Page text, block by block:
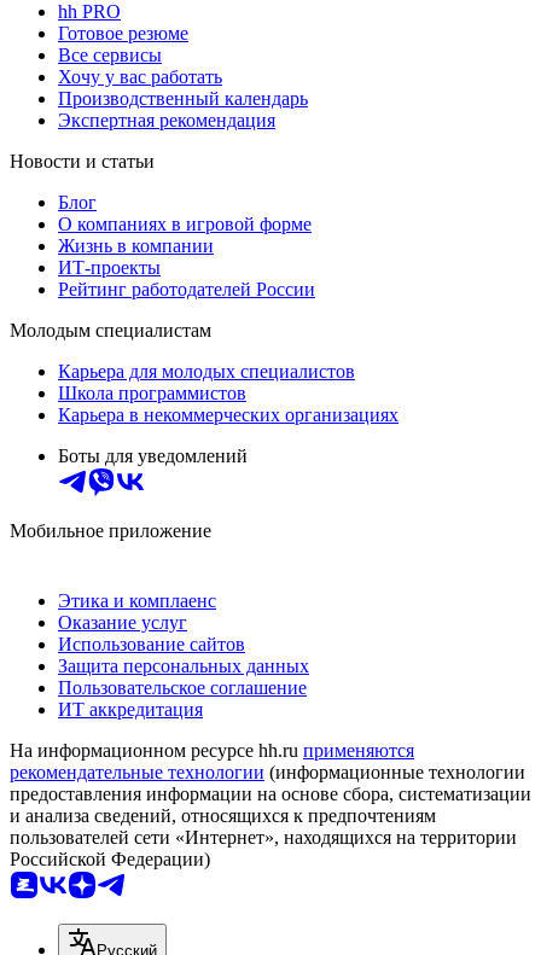
hh PRO
Готовое резюме
Все сервисы
Хочу у вас работать
Производственный календарь
Экспертная рекомендация
Новости и статьи
Блог
О компаниях в игровой форме
Жизнь в компании
ИТ-проекты
Рейтинг работодателей России
Молодым специалистам
Карьера для молодых специалистов
Школа программистов
Карьера в некоммерческих организациях
Боты для уведомлений
Мобильное приложение
Этика и комплаенс
Оказание услуг
Использование сайтов
Защита персональных данных
Пользовательское соглашение
ИТ аккредитация
На информационном ресурсе hh.ru применяются
рекомендательные технологии (информационные технологии
предоставления информации на основе сбора, систематизации
и анализа сведений, относящихся к предпочтениям
пользователей сети «Интернет», находящихся на территории
Российской Федерации)
Русский